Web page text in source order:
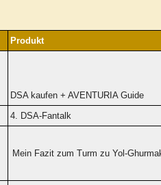
Produkt
DSA kaufen + AVENTURIA Guide
4. DSA-Fantalk
Mein Fazit zum Turm zu Yol-